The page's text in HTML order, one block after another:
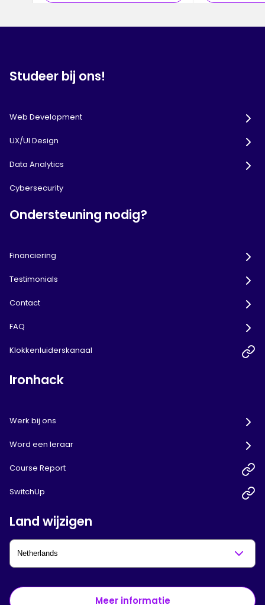
Studeer bij ons!
Web Development
UX/UI Design
Data Analytics
Cybersecurity
Ondersteuning nodig?
Financiering
Testimonials
Contact
FAQ
Klokkenluiderskanaal
Ironhack
Werk bij ons
Word een leraar
Course Report
SwitchUp
Land wijzigen
Meer informatie